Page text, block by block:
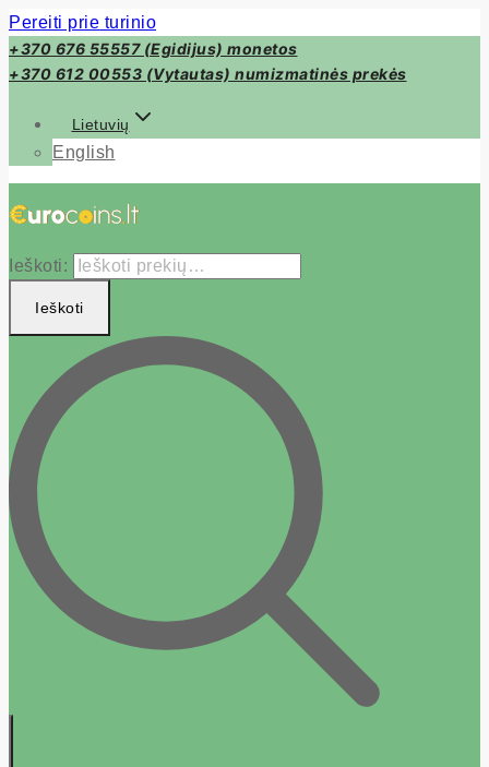
Pereiti prie turinio
+370 676 55557 (Egidijus) monetos
+370 612 00553 (Vytautas) numizmatinės prekės
Lietuvių
English
Ieškoti:
Ieškoti